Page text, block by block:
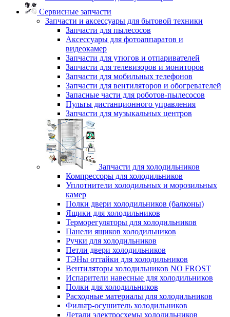
Сервисные запчасти
Запчасти и аксессуары для бытовой техники
Запчасти для пылесосов
Аксессуары для фотоаппаратов и
видеокамер
Запчасти для утюгов и отпаривателей
Запчасти для телевизоров и мониторов
Запчасти для мобильных телефонов
Запчасти для вентиляторов и обогревателей
Запасные части для роботов-пылесосов
Пульты дистанционного управления
Запчасти для музыкальных центров
Запчасти для холодильников
Компрессоры для холодильников
Уплотнители холодильных и морозильных
камер
Полки двери холодильников (балконы)
Ящики для холодильников
Терморегуляторы для холодильников
Панели ящиков холодильников
Ручки для холодильников
Петли двери холодильников
ТЭНы оттайки для холодильников
Вентиляторы холодильников NO FROST
Испарители навесные для холодильников
Полки для холодильников
Расходные материалы для холодильников
Фильтр-осушитель холодильников
Детали электросхемы холодильников